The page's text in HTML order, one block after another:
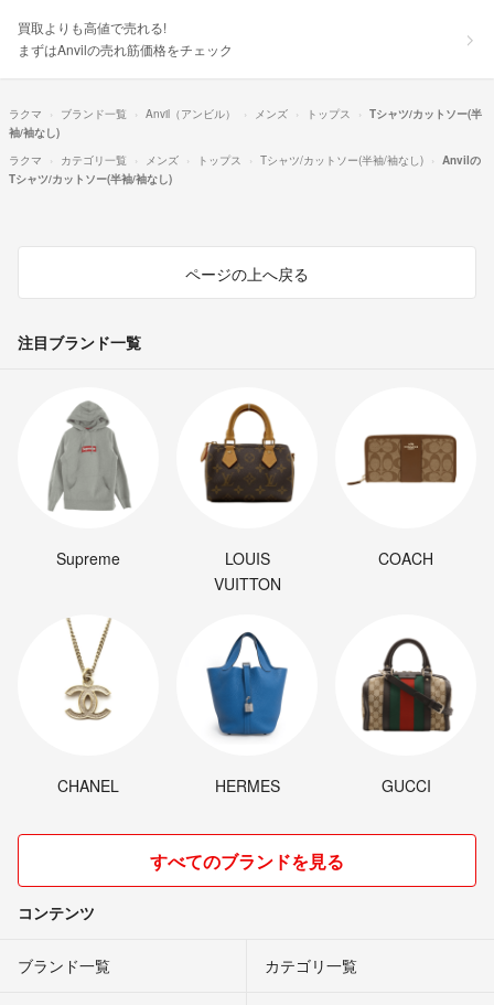
買取よりも高値で売れる!
まずはAnvilの売れ筋価格をチェック
ラクマ ブランド一覧 Anvil（アンビル） メンズ トップス
Tシャツ/カットソー(半
袖/袖なし)
ラクマ
カテゴリ一覧 メンズ トップス Tシャツ/カットソー(半袖/袖なし)
Anvilの
Tシャツ/カットソー(半袖/袖なし)
ページの上へ戻る
注目ブランド一覧
Supreme
LOUIS
VUITTON
COACH
CHANEL HERMES GUCCI
すべてのブランドを見る
コンテンツ
ブランド一覧 カテゴリ一覧